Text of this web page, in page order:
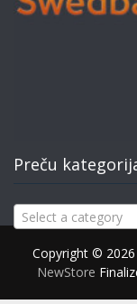
Preču
Select a category
Copyright © 2026
NewStore